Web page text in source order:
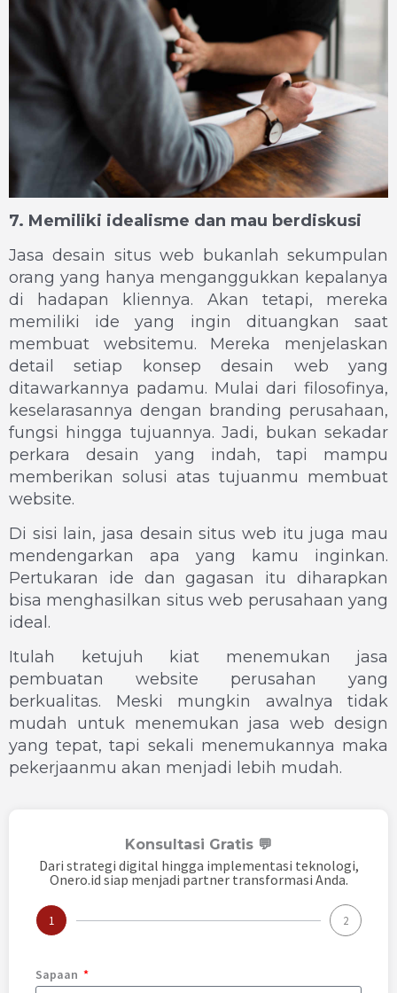
7. Memiliki idealisme dan mau berdiskusi
Jasa desain situs web bukanlah sekumpulan
orang yang hanya menganggukkan kepalanya
di hadapan kliennya. Akan tetapi, mereka
memiliki ide yang ingin dituangkan saat
membuat websitemu. Mereka menjelaskan
detail setiap konsep desain web yang
ditawarkannya padamu. Mulai dari filosofinya,
keselarasannya dengan branding perusahaan,
fungsi hingga tujuannya. Jadi, bukan sekadar
perkara desain yang indah, tapi mampu
memberikan solusi atas tujuanmu membuat
website.
Di sisi lain, jasa desain situs web itu juga mau
mendengarkan apa yang kamu inginkan.
Pertukaran ide dan gagasan itu diharapkan
bisa menghasilkan situs web perusahaan yang
ideal.
Itulah ketujuh kiat menemukan jasa
pembuatan website perusahan yang
berkualitas. Meski mungkin awalnya tidak
mudah untuk menemukan jasa web design
yang tepat, tapi sekali menemukannya maka
pekerjaanmu akan menjadi lebih mudah.
Konsultasi Gratis 💬
Dari strategi digital hingga implementasi teknologi,
Onero.id siap menjadi partner transformasi Anda.
1 2
Sapaan